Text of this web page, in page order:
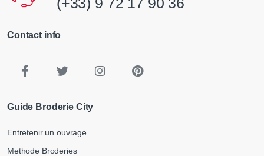
Contact info
Guide Broderie City
Entretenir un ouvrage
Methode Broderies